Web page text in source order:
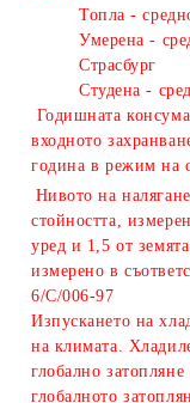
Топла -
Умерена -
Страсбург
Студена -
Годишната
входното
година в режим на
Нивото на
стойността,
уред и 1,5 от
измерено в
6/C/006-97
Изпускането на
на климата.
глобално
глобалното